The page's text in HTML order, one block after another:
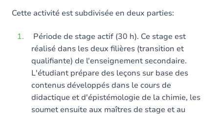
Cette activité est subdivisée en deux parties:
Période de stage actif (30 h). Ce stage est
réalisé dans les deux filières (transition et
qualifiante) de l'enseignement secondaire.
L'étudiant prépare des leçons sur base des
contenus développés dans le cours de
didactique et d'épistémologie de la chimie, les
soumet ensuite aux maîtres de stage et au